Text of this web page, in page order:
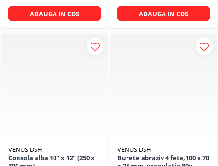
ADAUGA IN COS ADAUGA IN COS
VENUS DSH
Consola alba 10" x 12" (250 x
VENUS DSH
Burete abraziv 4 fete,100 x 70